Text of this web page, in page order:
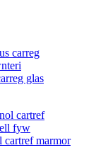
glas
marmor